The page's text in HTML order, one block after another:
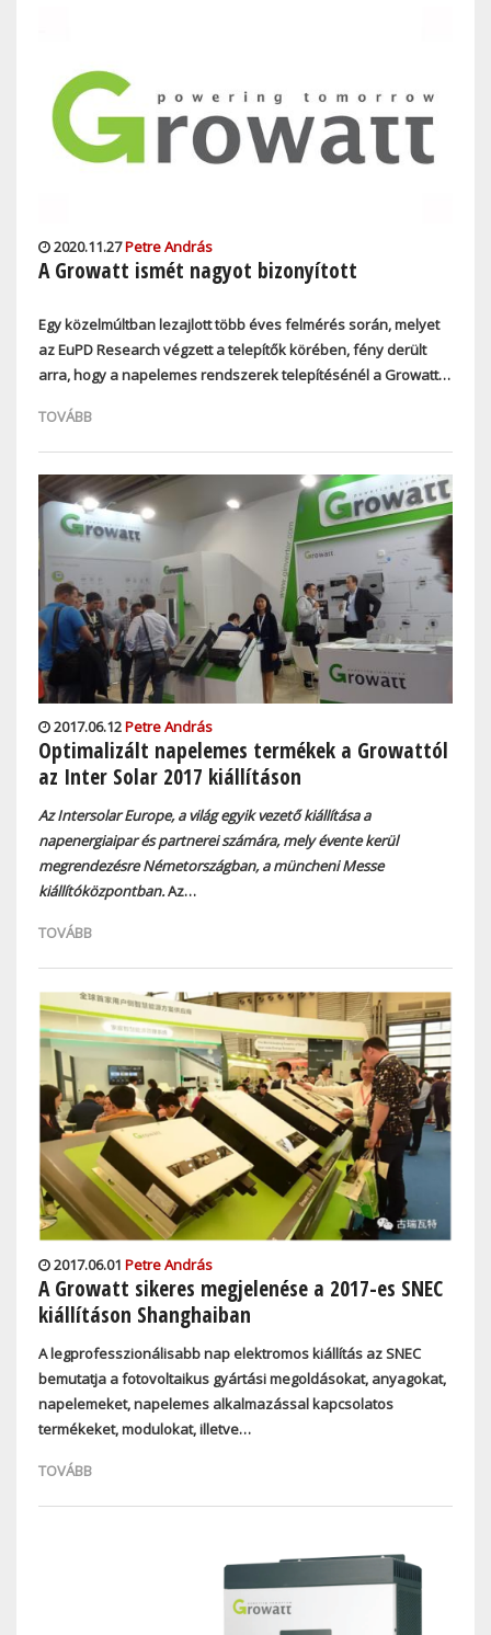
2020.11.27Petre András
A Growatt ismét nagyot bizonyított
Egy közelmúltban lezajlott több éves felmérés során, melyet
az EuPD Research végzett a telepítők körében, fény derült
arra, hogy a napelemes rendszerek telepítésénél a Growatt…
TOVÁBB
2017.06.12Petre András
Optimalizált napelemes termékek a Growattól
az Inter Solar 2017 kiállításon
Az Intersolar Europe, a világ egyik vezető kiállítása a
napenergiaipar és partnerei számára, mely évente kerül
megrendezésre Németországban, a müncheni Messe
kiállítóközpontban.Az…
TOVÁBB
2017.06.01 Petre András
A Growatt sikeres megjelenése a 2017-es SNEC
kiállításon Shanghaiban
A legprofesszionálisabb nap elektromos kiállítás az SNEC
bemutatja a fotovoltaikus gyártási megoldásokat, anyagokat,
napelemeket, napelemes alkalmazással kapcsolatos
termékeket, modulokat, illetve…
TOVÁBB